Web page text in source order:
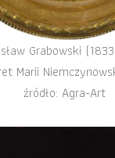
Grabowski
Marii
źródło: Agra-Art